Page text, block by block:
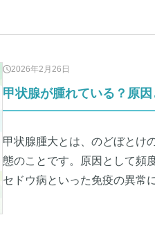
2026年2月26日
甲状腺が腫れている？原
甲状腺腫大とは、のどぼとけ
態のことです。原因として頻
セドウ病といった免疫の異常